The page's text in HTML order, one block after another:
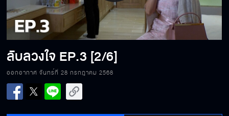
Video
ลับลวงใจ EP.3 [2/6]
ออกอากาศ จันทร์ที่ 28 กรกฎาคม 2568